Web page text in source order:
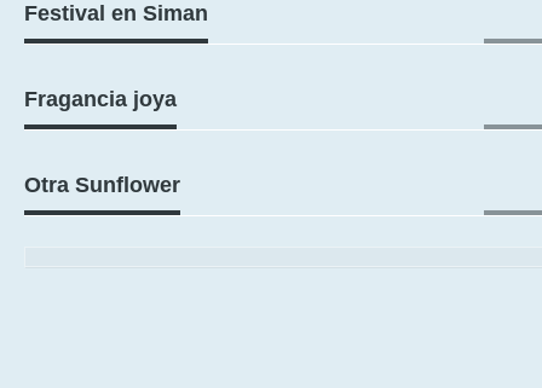
Festival en Siman
Fragancia joya
Otra Sunflower